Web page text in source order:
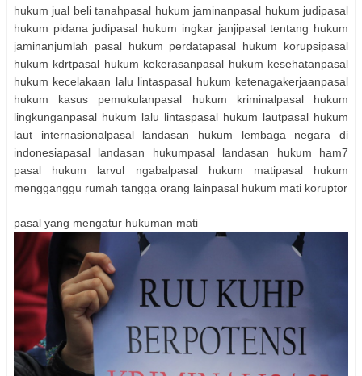
hukum jual beli tanahpasal hukum jaminanpasal hukum judipasal
hukum pidana judipasal hukum ingkar janjipasal tentang hukum
jaminanjumlah pasal hukum perdatapasal hukum korupsipasal
hukum kdrtpasal hukum kekerasanpasal hukum kesehatanpasal
hukum kecelakaan lalu lintaspasal hukum ketenagakerjaanpasal
hukum kasus pemukulanpasal hukum kriminalpasal hukum
lingkunganpasal hukum lalu lintaspasal hukum lautpasal hukum
laut internasionalpasal landasan hukum lembaga negara di
indonesiapasal landasan hukumpasal landasan hukum ham7
pasal hukum larvul ngabalpasal hukum matipasal hukum
mengganggu rumah tangga orang lainpasal hukum mati koruptor
pasal yang mengatur hukuman mati